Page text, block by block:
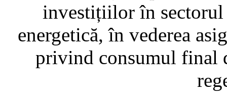
investițiilor în sectorul
energetică, în vederea
privind consumul final